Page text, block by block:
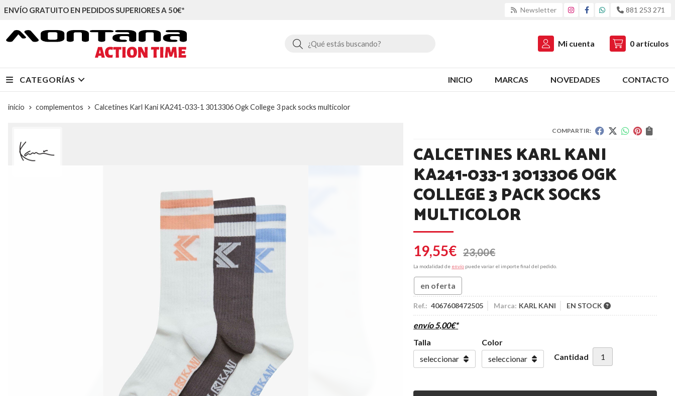
ENVÍO GRATUITO EN PEDIDOS SUPERIORES A 50€* Newsletter 881 253 271
Buscar Mi cuenta 0 artículos
CATEGORÍAS INICIO MARCAS NOVEDADES CONTACTO
inicio complementos Calcetines Karl Kani KA241-033-1 3013306 Ogk College 3 pack socks multicolor
COMPARTIR:
CALCETINES KARL KANI
KA241-033-1 3013306 OGK
COLLEGE 3 PACK SOCKS
MULTICOLOR
19,55€ 23,00€
La modalidad de envío puede variar el importe final del pedido.
en oferta
Ref.: 4067608472505 Marca: KARL KANI EN STOCK
envío5,00€*
Talla
Color
Cantidad